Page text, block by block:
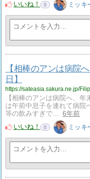
いいね！
0 ミッキ
【相棒のアンは病院
日】
https://sateasia.sakura.ne.jp/
【相棒のアンは病院へ、年
は午前中息子を連れて病院
等の飲みすぎで…
6年前
いいね！
0 ミッキ